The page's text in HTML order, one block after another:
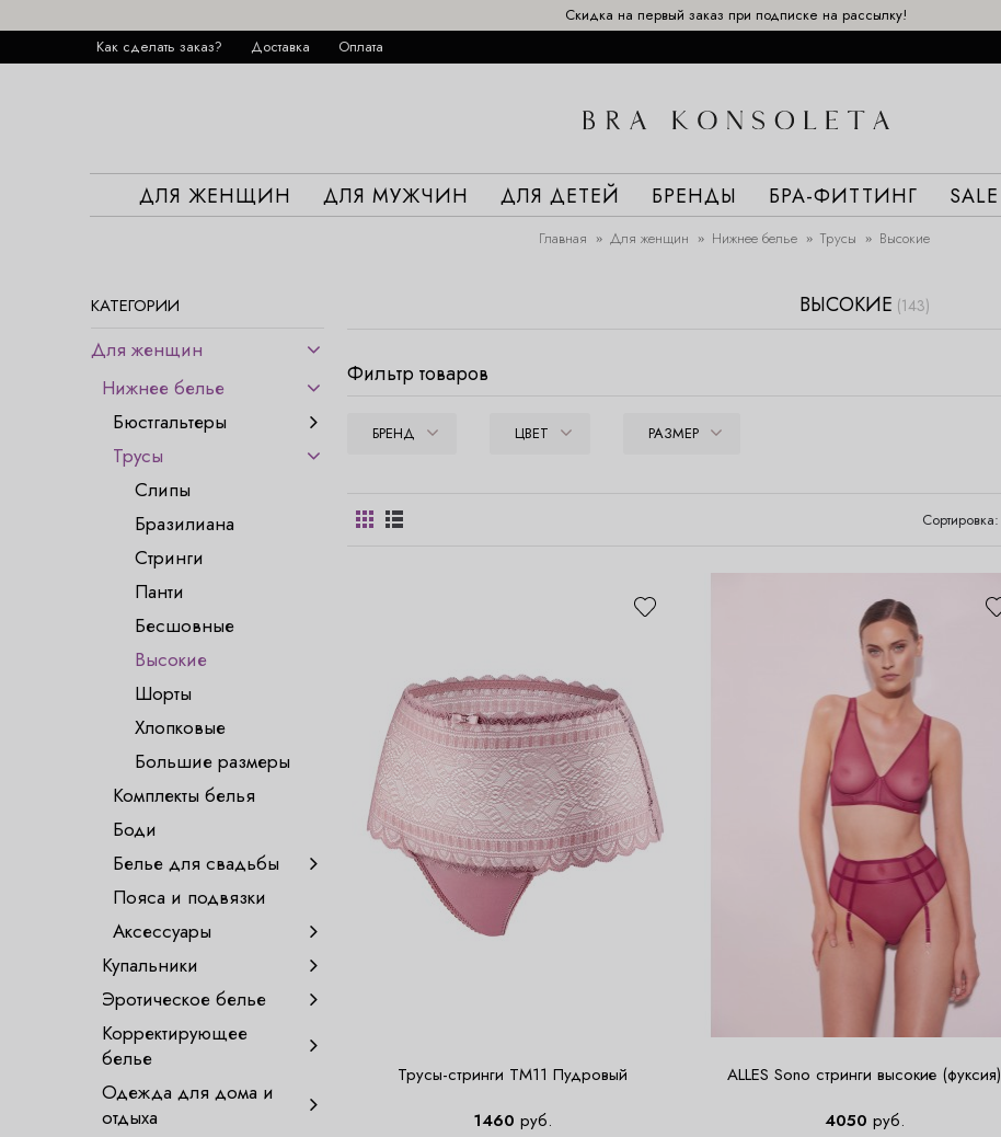
Скидка на первый заказ при подписке на рассылку!
Как сделать заказ?
Доставка Оплата
ДЛЯ ЖЕНЩИН ДЛЯ МУЖЧИН ДЛЯ ДЕТЕЙ БРЕНДЫ БРА-ФИТТИНГ SALE
Главная Для женщин Нижнее белье Трусы Высокие
КАТЕГОРИИ
Для женщин
Нижнее белье
Бюстгальтеры
Трусы
Слипы
Бразилиана
Стринги
Панти
Бесшовные
Высокие
Шорты
Хлопковые
Большие размеры
Комплекты белья
Боди
Белье для свадьбы
Пояса и подвязки
Аксессуары
Купальники
Эротическое белье
Корректирующее
белье
Одежда для дома и
отдыха
ВЫСОКИЕ (143)
Фильтр товаров
БРЕНД ЦВЕТ РАЗМЕР
Сортировка:
Трусы-стринги TM11 Пудровый
1460 руб.
ALLES Sono стринги высокие (фуксия)
4050 руб.